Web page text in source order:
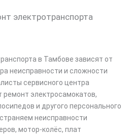
электротранспорта
в Тамбове зависят от
неисправности и сложности
сервисного центра
электросамокатов,
и другого персонального
неисправности
мотор-колёс, плат